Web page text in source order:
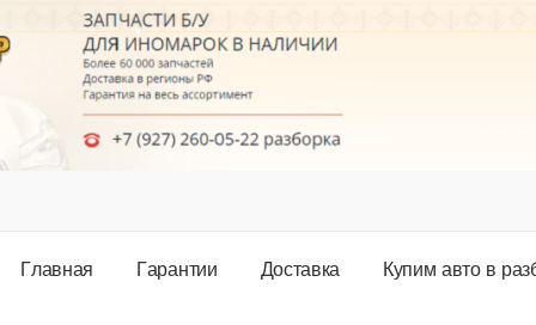
Главная Гарантии Доставка Купим авто в раз